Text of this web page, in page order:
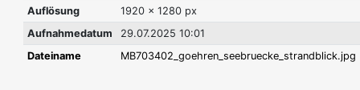
Auflösung
1920 x 1280 px
Aufnahmedatum
29.07.2025 10:01
Dateiname
MB703402_goehren_seebruecke_strandblick.jpg